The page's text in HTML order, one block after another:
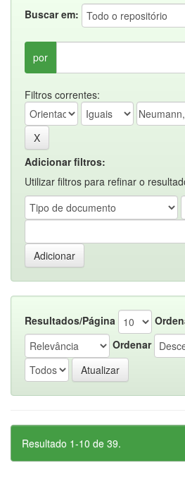
Buscar em:
por
Filtros correntes:
Adicionar filtros:
Utilizar filtros para refinar o
Resultados/Página
Ordenar
Resultado 1-10 de 39.